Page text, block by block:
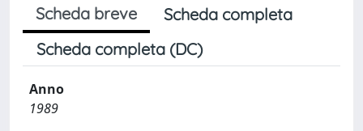
Scheda breve
Scheda completa
Scheda completa (DC)
Anno
1989